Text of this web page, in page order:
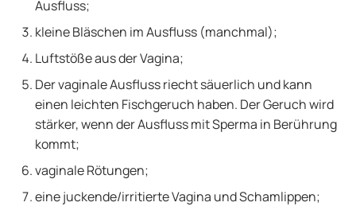
Ausfluss;
kleine Bläschen im Ausfluss (manchmal);
Luftstöße aus der Vagina;
Der vaginale Ausfluss riecht säuerlich und kann
einen leichten Fischgeruch haben. Der Geruch wird
stärker, wenn der Ausfluss mit Sperma in Berührung
kommt;
vaginale Rötungen;
eine juckende/irritierte Vagina und Schamlippen;